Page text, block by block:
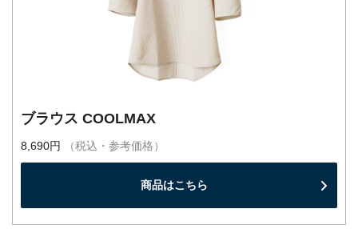
ブラウス COOLMAX
8,690円 （税込・参考価格）
商品はこちら